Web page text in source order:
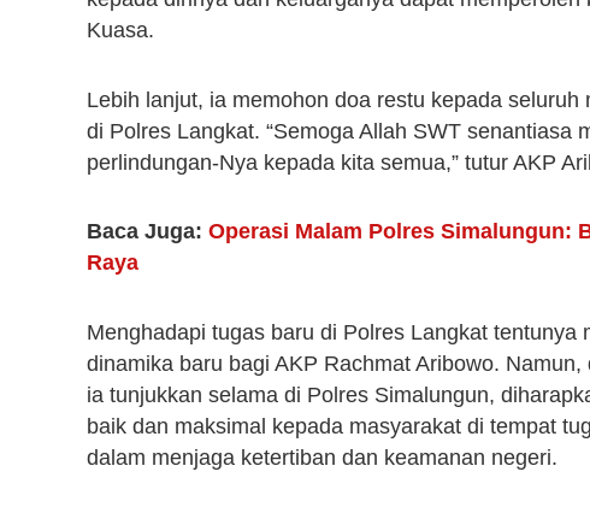
Kuasa.
Lebih lanjut, ia memohon doa restu kepada
di Polres Langkat. “Semoga Allah SWT senantiasa
perlindungan-Nya kepada kita semua,” tutur AKP
Baca Juga: Operasi Malam Polres Simalungun:
Raya
Menghadapi tugas baru di Polres Langkat tentunya
dinamika baru bagi AKP Rachmat Aribowo.
ia tunjukkan selama di Polres Simalungun,
baik dan maksimal kepada masyarakat di tempat
dalam menjaga ketertiban dan keamanan negeri.